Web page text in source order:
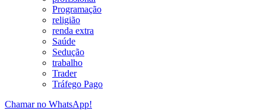
Programação
religião
renda extra
Saúde
Sedução
trabalho
Trader
Tráfego Pago
Chamar no WhatsApp!